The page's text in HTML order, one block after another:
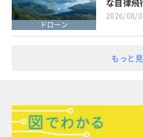
ドローン
な自律飛
2026/08/
もっと